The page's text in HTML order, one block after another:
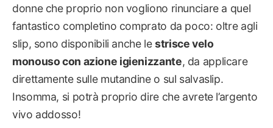
donne che proprio non vogliono rinunciare a quel
fantastico completino comprato da poco: oltre agli
slip, sono disponibili anche lestrisce velo
monouso con azione igienizzante, da applicare
direttamente sulle mutandine o sul salvaslip.
Insomma, si potrà proprio dire che avrete l’argento
vivo addosso!